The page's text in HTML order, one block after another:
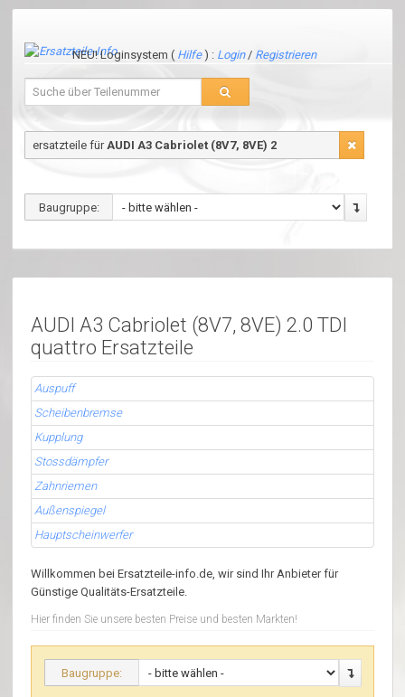
NEU! Loginsystem ( Hilfe) : Login/ Registrieren
ersatzteile fürAUDI A3 Cabriolet (8V7, 8VE) 2
Baugruppe:
AUDI A3 Cabriolet (8V7, 8VE) 2.0 TDI
quattro Ersatzteile
Auspuff
Scheibenbremse
Kupplung
Stossdämpfer
Zahnriemen
Außenspiegel
Hauptscheinwerfer
Willkommen bei Ersatzteile-info.de, wir sind Ihr Anbieter für
Günstige Qualitäts-Ersatzteile.
Hier finden Sie unsere besten Preise und besten Markten!
Baugruppe: